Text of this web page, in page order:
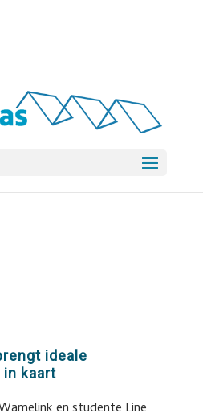
ideale
kaart
en studente Line